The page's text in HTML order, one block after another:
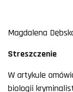
Magdalena
Streszczenie
W artykule
biologii